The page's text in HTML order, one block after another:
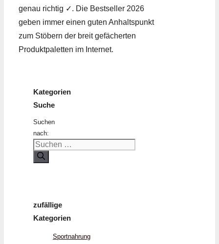
genau richtig ✓. Die Bestseller 2026
geben immer einen guten Anhaltspunkt
zum Stöbern der breit gefächerten
Produktpaletten im Internet.
Kategorien
Suche
Suchen
nach:
zufällige
Kategorien
Sportnahrung